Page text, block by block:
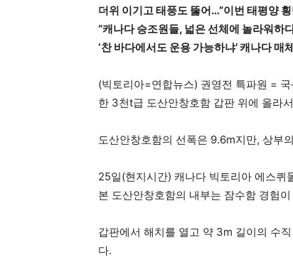
더위 이기고 태풍도 뚫어…”이번 태평양
“캐나다 승조원들, 넓은 선체에 놀라워하
‘찬 바다에서도 운용 가능하냐’ 캐나다 매
(빅토리아=연합뉴스) 권영전 특파원 =
한 3천t급 도산안창호함 갑판 위에 올라
도산안창호함의 선폭은 9.6m지만, 상부
25일(현지시간) 캐나다 빅토리아 에스퀴
본 도산안창호함의 내부는 잠수함 경험
갑판에서 해치를 열고 약 3m 길이의 수
다.